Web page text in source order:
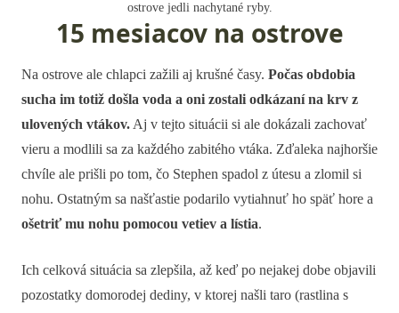
ostrove jedli nachytané ryby.
15 mesiacov na ostrove
Na ostrove ale chlapci zažili aj krušné časy. Počas obdobia
sucha im totiž došla voda a oni zostali odkázaní na krv z
ulovených vtákov. Aj v tejto situácii si ale dokázali zachovať
vieru a modlili sa za každého zabitého vtáka. Zďaleka najhoršie
chvíle ale prišli po tom, čo Stephen spadol z útesu a zlomil si
nohu. Ostatným sa našťastie podarilo vytiahnuť ho späť hore a
ošetriť mu nohu pomocou vetiev a lístia.
Ich celková situácia sa zlepšila, až keď po nejakej dobe objavili
pozostatky domorodej dediny, v ktorej našli taro (rastlina s